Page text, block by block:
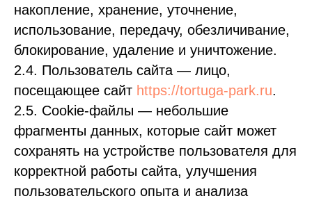
накопление, хранение, уточнение,
использование, передачу, обезличивание,
блокирование, удаление и уничтожение.
2.4. Пользователь сайта — лицо,
посещающее сайт https://tortuga-park.ru.
2.5. Cookie-файлы — небольшие
фрагменты данных, которые сайт может
сохранять на устройстве пользователя для
корректной работы сайта, улучшения
пользовательского опыта и анализа